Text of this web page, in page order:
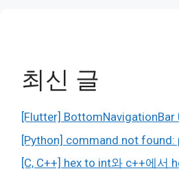
최신 글
[Flutter] BottomNavigationBar
[Python] command not found:
[C, C++] hex to int와 c++에서